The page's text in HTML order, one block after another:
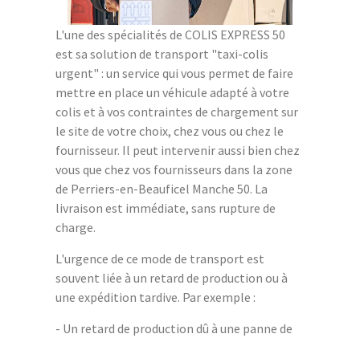
L'une des spécialités de COLIS EXPRESS 50
est sa solution de transport "taxi-colis
urgent" : un service qui vous permet de faire
mettre en place un véhicule adapté à votre
colis et à vos contraintes de chargement sur
le site de votre choix, chez vous ou chez le
fournisseur. Il peut intervenir aussi bien chez
vous que chez vos fournisseurs dans la zone
de Perriers-en-Beauficel Manche 50. La
livraison est immédiate, sans rupture de
charge.
L'urgence de ce mode de transport est
souvent liée à un retard de production ou à
une expédition tardive. Par exemple :
- Un retard de production dû à une panne de